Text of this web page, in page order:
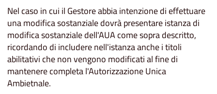
Nel caso in cui il Gestore abbia intenzione di effettuare
una modifica sostanziale dovrà presentare istanza di
modifica sostanziale dell'AUA come sopra descritto,
ricordando di includere nell'istanza anche i titoli
abilitativi che non vengono modificati al fine di
mantenere completa l'Autorizzazione Unica
Ambietnale.